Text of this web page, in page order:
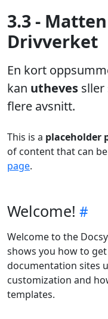
3.3 -
Drivverket
En kort
kan utheves sller
flere avsnitt.
This is a placeholder
of content that can
page.
Welcome!
Welcome to the
shows you how to
documentation sites
customization and
templates.